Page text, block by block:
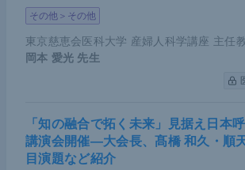
その他＞その他
東京慈恵会医科大学 産婦人科学講座 主任
岡本 愛光 先生
「知の融合で拓く未来」見据え日本
講演会開催―大会長、髙橋 和久・順
目演題など紹介